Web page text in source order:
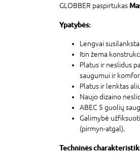
GLOBBER paspirtukas
Ypatybės:
Lengvai
Itin žema
Platus ir neslidus
saugumui ir
Platus ir lenktas
Naujo dizaino
ABEC 5 guolių
Galimybė
(pirmyn-atgal).
Techninės